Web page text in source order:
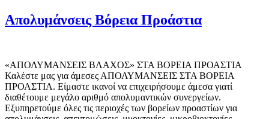
Απολυμάνσεις Βόρεια Προάστια
«ΑΠΟΛΥΜΑΝΣΕΙΣ ΒΛΑΧΟΣ» ΣΤΑ ΒΟΡΕΙΑ ΠΡΟΑΣΤΙΑ
Καλέστε μας για άμεσες ΑΠΟΛΥΜΑΝΣΕΙΣ ΣΤΑ ΒΟΡΕΙΑ
ΠΡΟΑΣΤΙΑ. Είμαστε ικανοί να επιχειρήσουμε άμεσα γιατί
διαθέτουμε μεγάλο αριθμό απολυμαντικών συνεργείων.
Εξυπηρετούμε όλες τις περιοχές των βορείων προαστίων για